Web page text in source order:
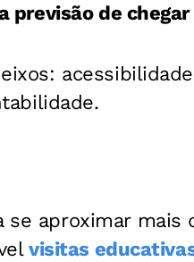
previsão de
aproximar mais
visitas